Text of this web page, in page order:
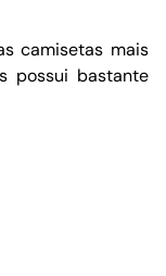
camisetas mais
possui bastante